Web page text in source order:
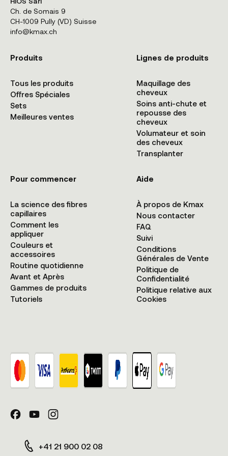
Ch. de Somais 9
CH-1009 Pully (VD) Suisse
info@kmax.ch
Produits
Tous les produits
Offres Spéciales
Sets
Meilleures ventes
Lignes de produits
Maquillage des
cheveux
Soins anti-chute et
repousse des
cheveux
Volumateur et soin
des cheveux
Transplanter
Pour commencer
La science des fibres
capillaires
Comment les
appliquer
Couleurs et
accessoires
Routine quotidienne
Avant et Après
Gammes de produits
Tutoriels
Aide
À propos de Kmax
Nous contacter
FAQ
Suivi
Conditions
Générales de Vente
Politique de
Confidentialité
Politique relative aux
Cookies
+41 21 900 02 08